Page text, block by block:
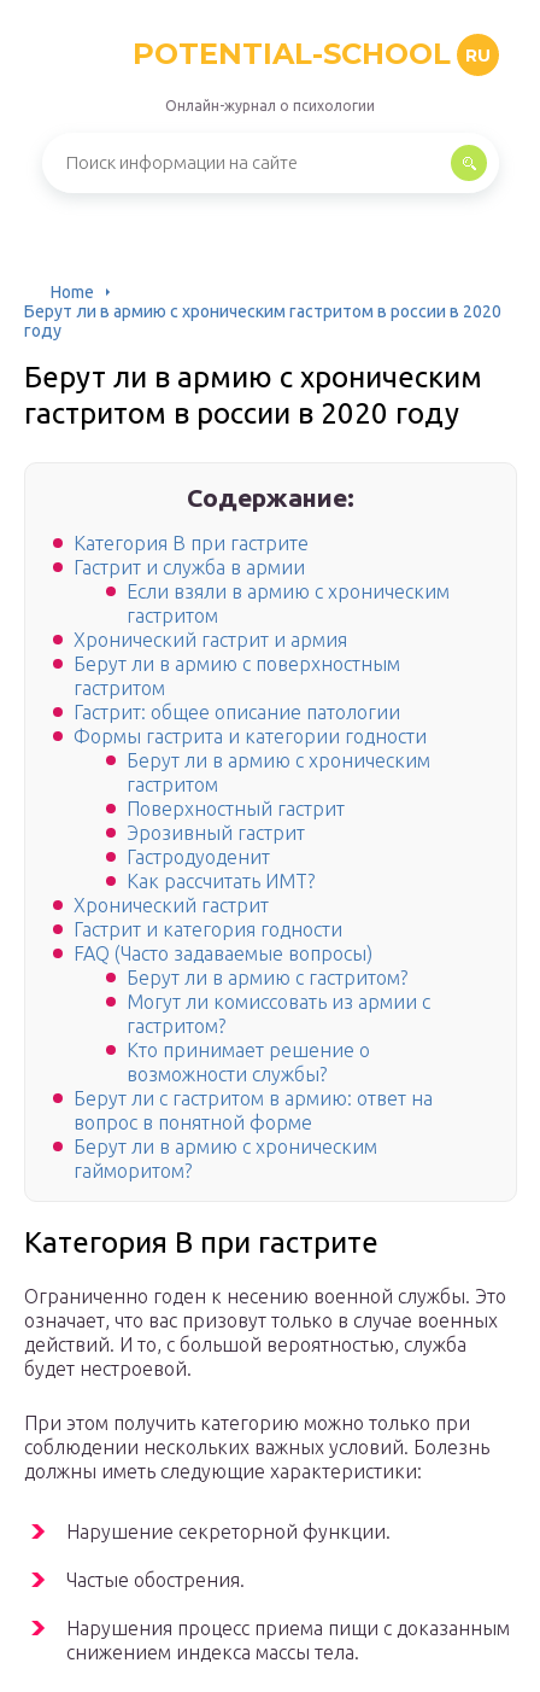
POTENTIAL-SCHOOL RU
Онлайн-журнал о психологии
Home
Берут ли в армию с хроническим гастритом в россии в 2020
году
Берут ли в армию с хроническим
гастритом в россии в 2020 году
Содержание:
Категория В при гастрите
Гастрит и служба в армии
Если взяли в армию с хроническим
гастритом
Хронический гастрит и армия
Берут ли в армию с поверхностным
гастритом
Гастрит: общее описание патологии
Формы гастрита и категории годности
Берут ли в армию с хроническим
гастритом
Поверхностный гастрит
Эрозивный гастрит
Гастродуоденит
Как рассчитать ИМТ?
Хронический гастрит
Гастрит и категория годности
FAQ (Часто задаваемые вопросы)
Берут ли в армию с гастритом?
Могут ли комиссовать из армии с
гастритом?
Кто принимает решение о
возможности службы?
Берут ли с гастритом в армию: ответ на
вопрос в понятной форме
Берут ли в армию с хроническим
гайморитом?
Категория В при гастрите
Ограниченно годен к несению военной службы. Это
означает, что вас призовут только в случае военных
действий. И то, с большой вероятностью, служба
будет нестроевой.
При этом получить категорию можно только при
соблюдении нескольких важных условий. Болезнь
должны иметь следующие характеристики:
Нарушение секреторной функции.
Частые обострения.
Нарушения процесс приема пищи с доказанным
снижением индекса массы тела.